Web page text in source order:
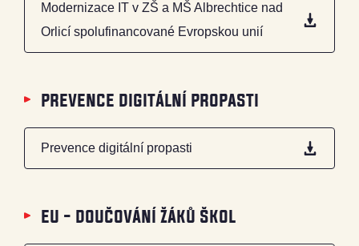
Modernizace IT v ZŠ a MŠ Albrechtice nad
Orlicí spolufinancované Evropskou unií
prevence digitální propasti
Prevence digitální propasti
eu - doučování žáků škol